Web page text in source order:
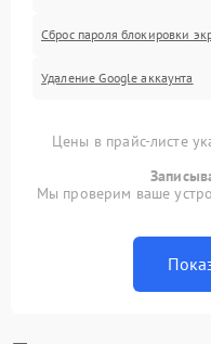
Сброс пароля блокировки
Удаление Google аккаунта
Цены в прайс-листе
Мы проверим ваше